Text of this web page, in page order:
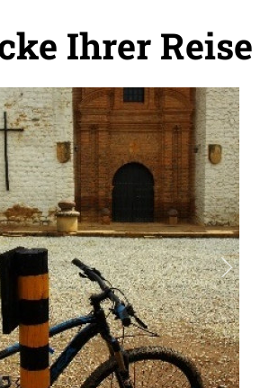
Ihrer Reise